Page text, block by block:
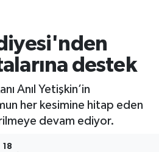
destek
Anıl Yetişkin’in
her kesimine hitap eden
devam ediyor.
18